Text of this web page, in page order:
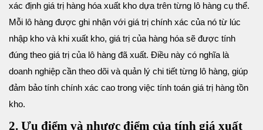
xác định giá trị hàng hóa xuất kho dựa trên từng lô hàng cụ thể.
Mỗi lô hàng được ghi nhận với giá trị chính xác của nó từ lúc
nhập kho và khi xuất kho, giá trị của hàng hóa sẽ được tính
đúng theo giá trị của lô hàng đã xuất. Điều này có nghĩa là
doanh nghiệp cần theo dõi và quản lý chi tiết từng lô hàng, giúp
đảm bảo tính chính xác cao trong việc tính toán giá trị hàng tồn
kho.
2. Ưu điểm và nhược điểm của tính giá xuất